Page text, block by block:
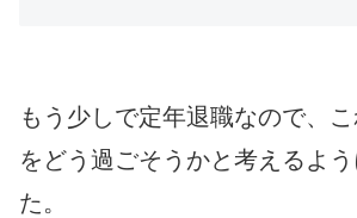
もう少しで定年退職なので、
をどう過ごそうかと考えるよ
た。